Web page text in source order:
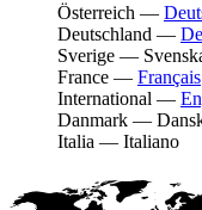
Österreich —
Deutschland —
Sverige —
France — Français
International —
Danmark —
Italia — Italiano